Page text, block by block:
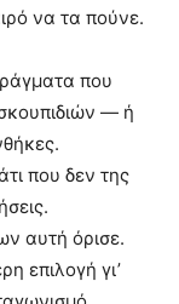
να τα πούνε.
που
— ή
που δεν της
αυτή όρισε.
επιλογή γι’